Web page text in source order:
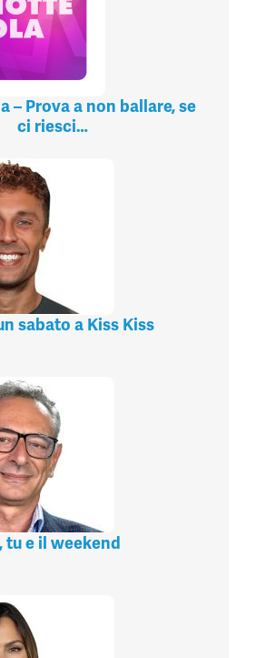
– Prova a non ballare, se
ci riesci…
sabato a Kiss Kiss
tu e il weekend